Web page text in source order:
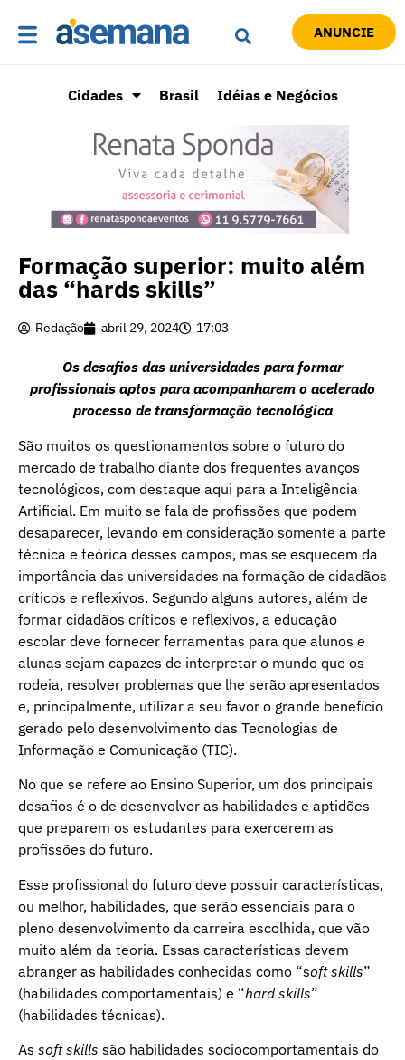
ANUNCIE
Cidades Brasil Idéias e Negócios
Formação superior: muito além
das “hards skills”
Redação abril 29, 2024 17:03
Os desafios das universidades para formar
profissionais aptos para acompanharem o acelerado
processo de transformação tecnológica
São muitos os questionamentos sobre o futuro do
mercado de trabalho diante dos frequentes avanços
tecnológicos, com destaque aqui para a Inteligência
Artificial. Em muito se fala de profissões que podem
desaparecer, levando em consideração somente a parte
técnica e teórica desses campos, mas se esquecem da
importância das universidades na formação de cidadãos
críticos e reflexivos. Segundo alguns autores, além de
formar cidadãos críticos e reflexivos, a educação
escolar deve fornecer ferramentas para que alunos e
alunas sejam capazes de interpretar o mundo que os
rodeia, resolver problemas que lhe serão apresentados
e, principalmente, utilizar a seu favor o grande benefício
gerado pelo desenvolvimento das Tecnologias de
Informação e Comunicação (TIC).
No que se refere ao Ensino Superior, um dos principais
desafios é o de desenvolver as habilidades e aptidões
que preparem os estudantes para exercerem as
profissões do futuro.
Esse profissional do futuro deve possuir características,
ou melhor, habilidades, que serão essenciais para o
pleno desenvolvimento da carreira escolhida, que vão
muito além da teoria. Essas características devem
abranger as habilidades conhecidas como “soft skills”
(habilidades comportamentais) e “hard skills”
(habilidades técnicas).
As soft skills são habilidades sociocomportamentais do